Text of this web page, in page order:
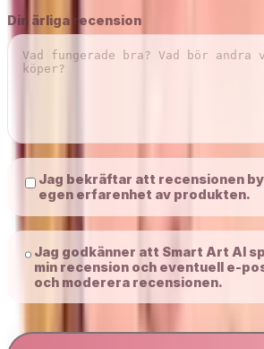
Din ärliga recension
Jag bekräftar att recensionen
egen erfarenhet av produkten.
Jag godkänner att Smart Art AI
min recension och eventuell e-
och moderera recensionen.